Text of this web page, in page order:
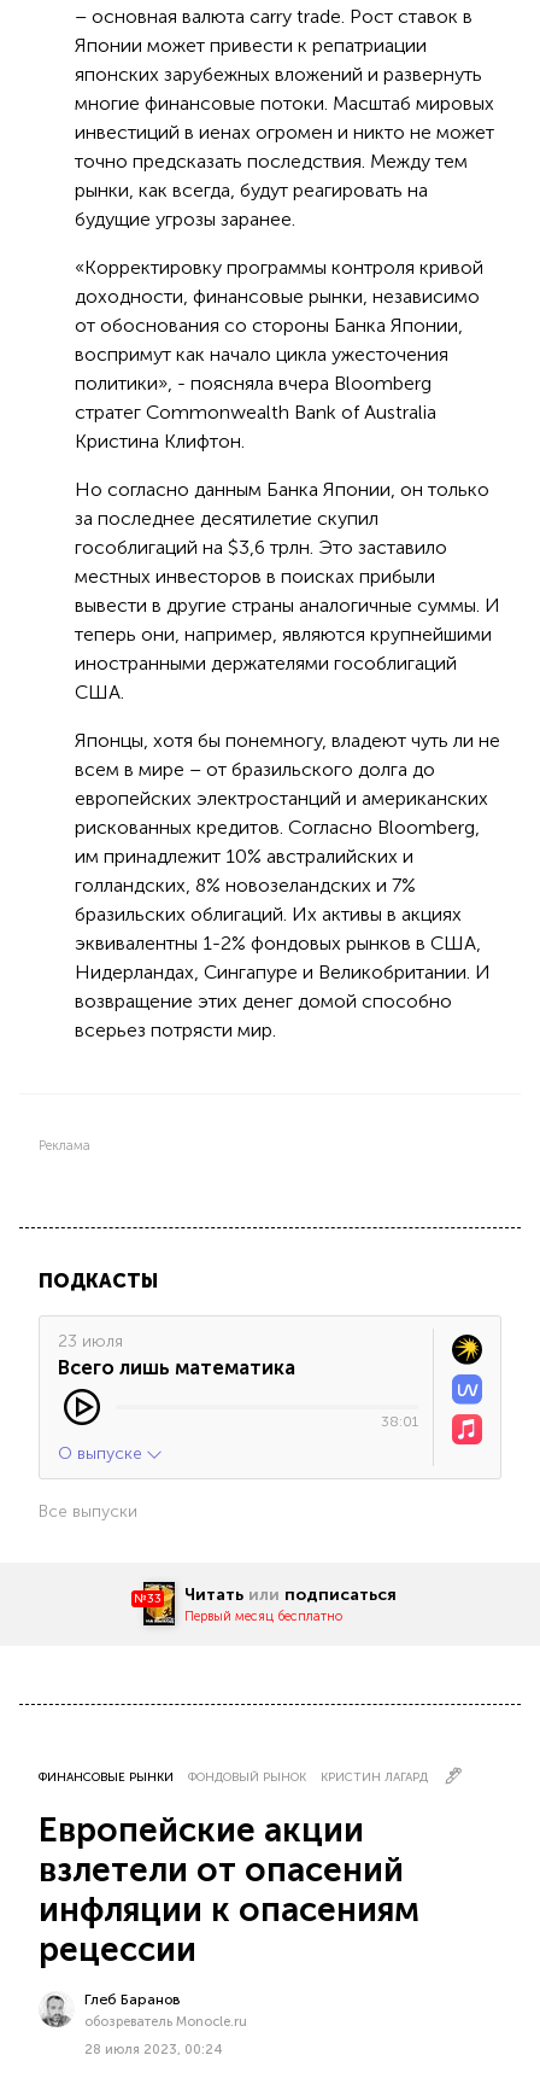
– основная валюта carry trade. Рост ставок в
Японии может привести к репатриации
японских зарубежных вложений и развернуть
многие финансовые потоки. Масштаб мировых
инвестиций в иенах огромен и никто не может
точно предсказать последствия. Между тем
рынки, как всегда, будут реагировать на
будущие угрозы заранее.
«Корректировку программы контроля кривой
доходности, финансовые рынки, независимо
от обоснования со стороны Банка Японии,
воспримут как начало цикла ужесточения
политики», - поясняла вчера Bloomberg
стратег Commonwealth Bank of Australia
Кристина Клифтон.
Но согласно данным Банка Японии, он только
за последнее десятилетие скупил
гособлигаций на $3,6 трлн. Это заставило
местных инвесторов в поисках прибыли
вывести в другие страны аналогичные суммы. И
теперь они, например, являются крупнейшими
иностранными держателями гособлигаций
США.
Японцы, хотя бы понемногу, владеют чуть ли не
всем в мире – от бразильского долга до
европейских электростанций и американских
рискованных кредитов. Согласно Bloomberg,
им принадлежит 10% австралийских и
голландских, 8% новозеландских и 7%
бразильских облигаций. Их активы в акциях
эквивалентны 1-2% фондовых рынков в США,
Нидерландах, Сингапуре и Великобритании. И
возвращение этих денег домой способно
всерьез потрясти мир.
Реклама
ПОДКАСТЫ
23 июля
Всего лишь математика
38:01
О выпуске
Все выпуски
№33 Читать или подписаться
Первый месяц бесплатно
ФИНАНСОВЫЕ РЫНКИ ФОНДОВЫЙ РЫНОК КРИСТИН ЛАГАРД
Европейские акции
взлетели от опасений
инфляции к опасениям
рецессии
Глеб Баранов
обозреватель Monocle.ru
28 июля 2023, 00:24